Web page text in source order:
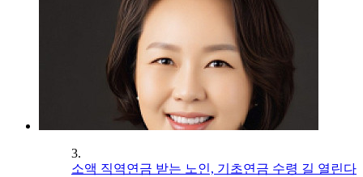
3.
소액 직역연금 받는 노인, 기초연금 수령 길 열린다